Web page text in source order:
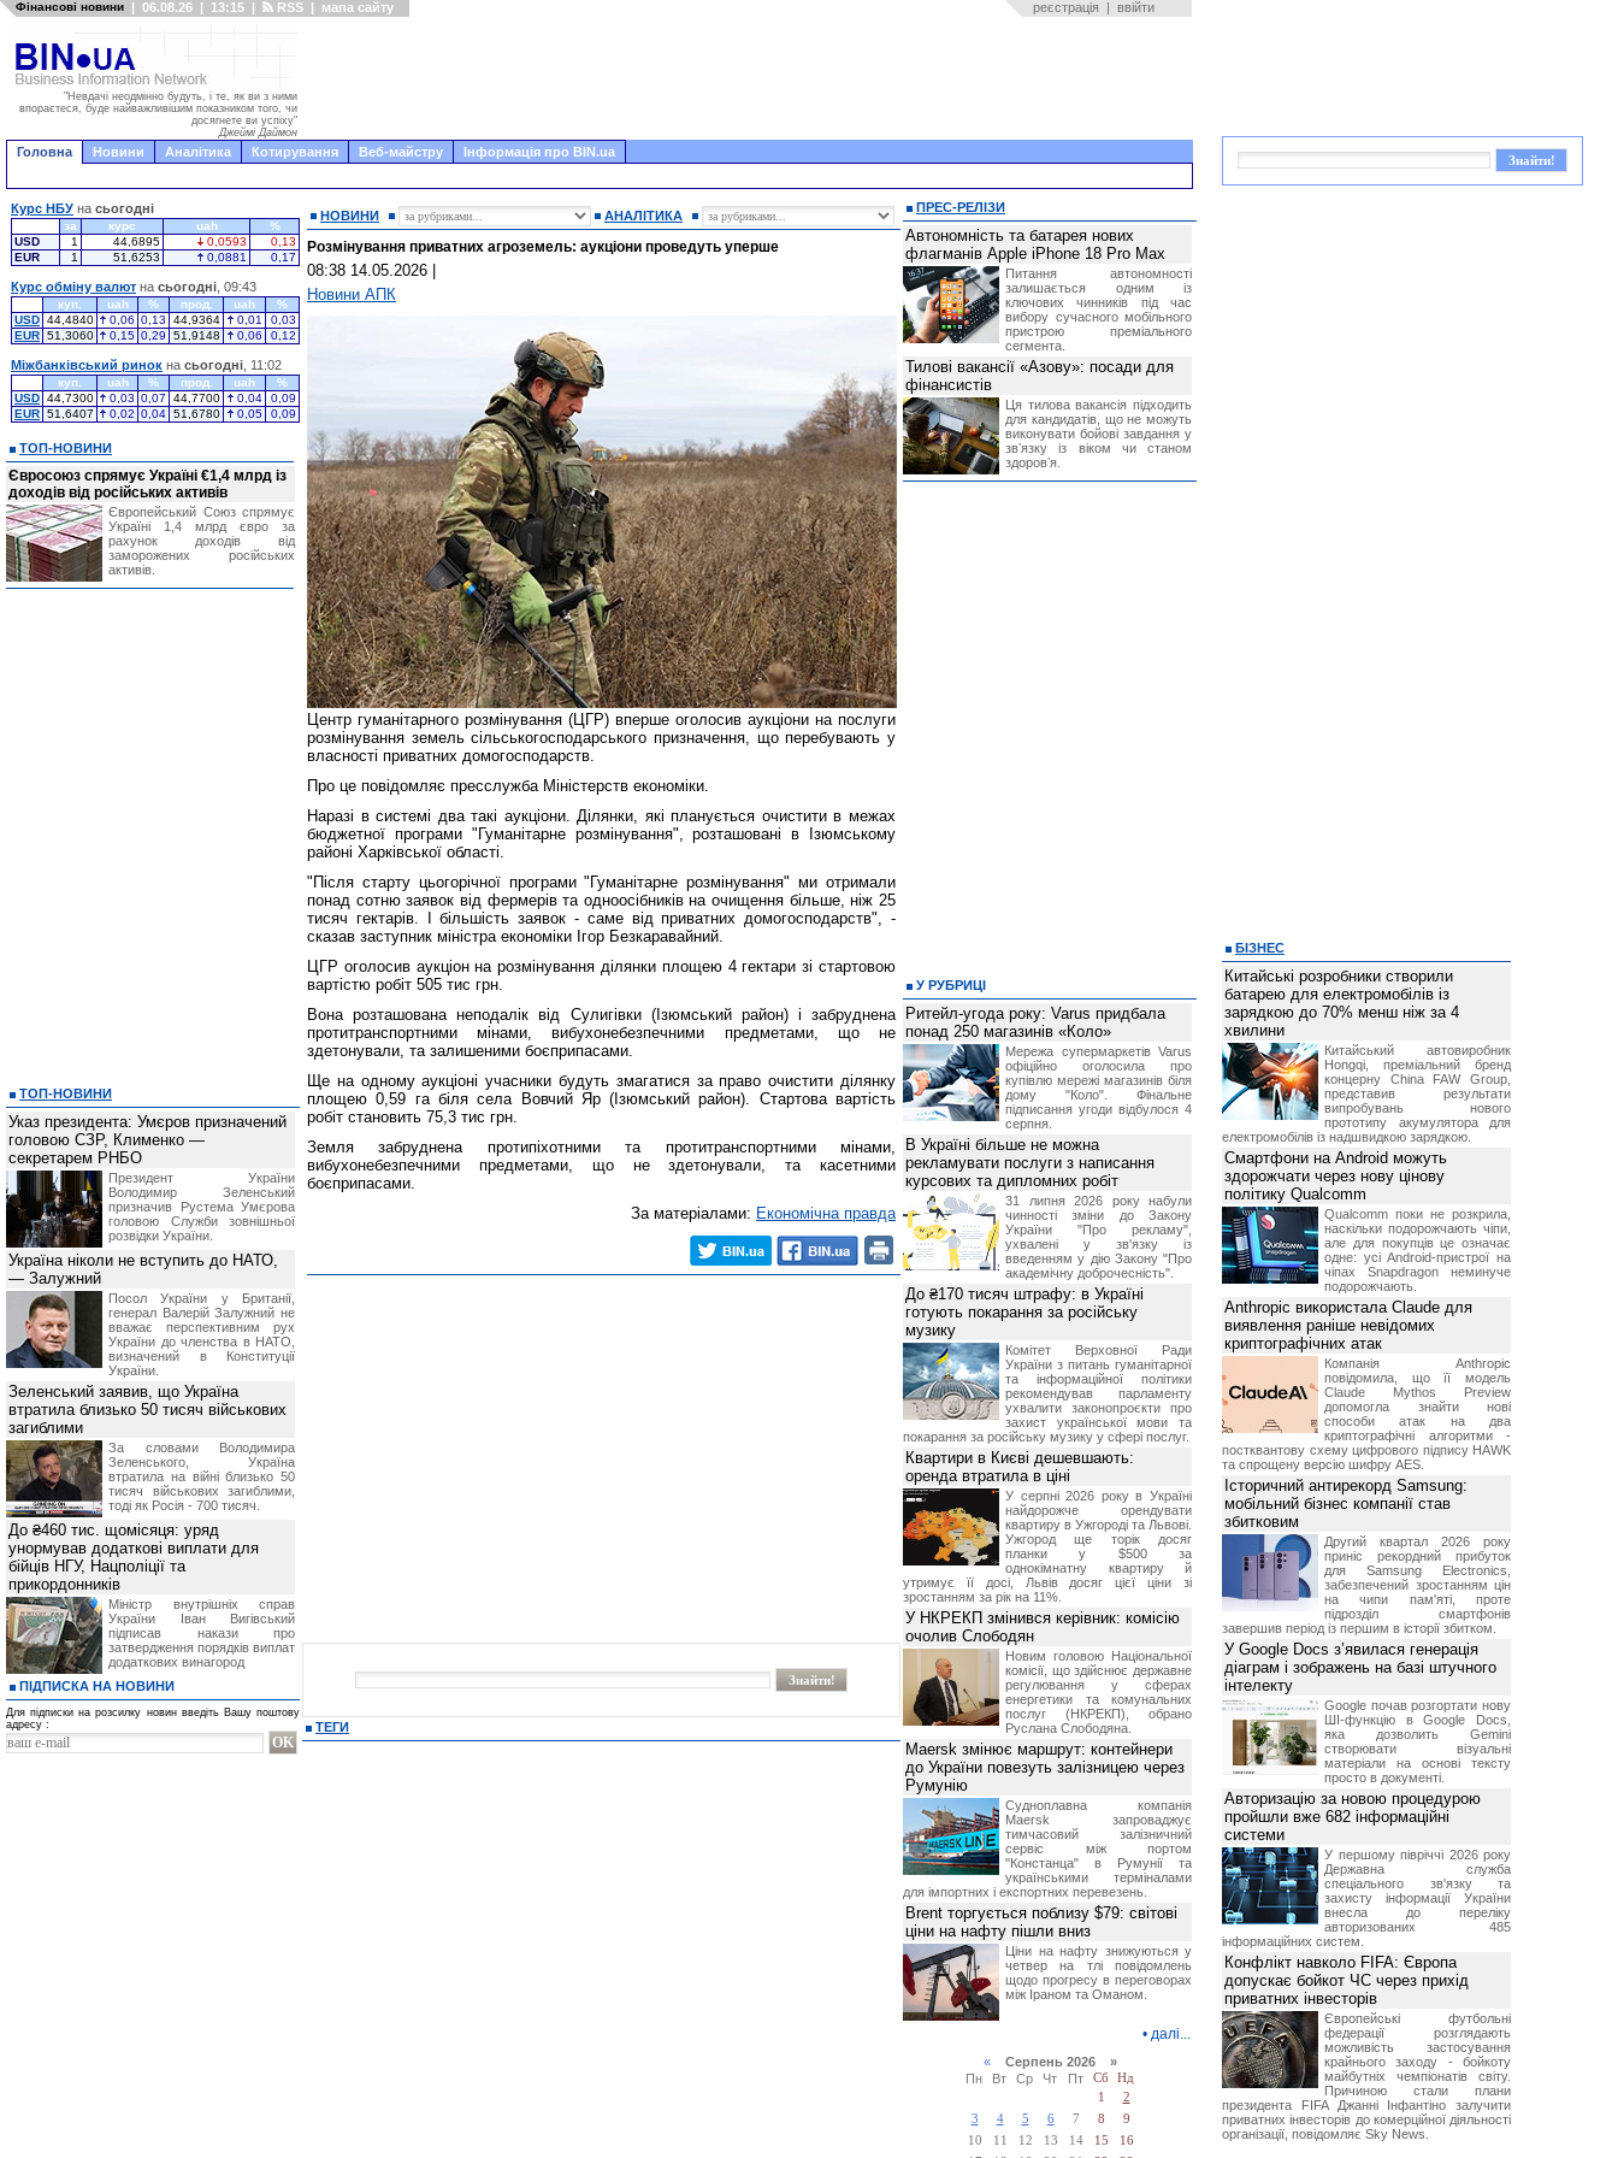
Фінансові новини | 06.08.26 | 13:15 | RSS | мапа сайту реєстрація | ввійти
"Невдачі неодмінно будуть, і те, як ви з ними
впораєтеся, буде найважливішим показником того, чи
досягнете ви успіху"
Джеймі Даймон
Головна Новини Аналітика Котирування Веб-майстру Інформація про BIN.ua
НОВИНИ АНАЛІТИКА
Розмінування приватних агроземель: аукціони проведуть уперше
08:38 14.05.2026
Новини АПК
Центр гуманітарного розмінування (ЦГР) вперше оголосив аукціони на послуги
розмінування земель сільськогосподарського призначення, що перебувають у
власності приватних домогосподарств.
Про це повідомляє пресслужба Міністерств економіки.
Наразі в системі два такі аукціони. Ділянки, які планується очистити в межах
бюджетної програми "Гуманітарне розмінування", розташовані в Ізюмському
районі Харківської області.
"Після старту цьогорічної програми "Гуманітарне розмінування" ми отримали
понад сотню заявок від фермерів та одноосібників на очищення більше, ніж 25
тисяч гектарів. І більшість заявок - саме від приватних домогосподарств", -
сказав заступник міністра економіки Ігор Безкаравайний.
ЦГР оголосив аукціон на розмінування ділянки площею 4 гектари зі стартовою
вартістю робіт 505 тис грн.
Вона розташована неподалік від Сулигівки (Ізюмський район) і забруднена
протитранспортними мінами, вибухонебезпечними предметами, що не
здетонували, та залишеними боєприпасами.
Ще на одному аукціоні учасники будуть змагатися за право очистити ділянку
площею 0,59 га біля села Вовчий Яр (Ізюмський район). Стартова вартість
робіт становить 75,3 тис грн.
Земля забруднена протипіхотними та протитранспортними мінами,
вибухонебезпечними предметами, що не здетонували, та касетними
боєприпасами.
За матеріалами: Економічна правда
ТЕГИ
Курс НБУ на сьогодні
за курс uah
%
USD
1 44,6895 0,0593
0,13
EUR
1 51,6253 0,0881 0,17
Курс обміну валют на сьогодні , 09:43
куп. uah % прод. uah
%
USD 44,4840 0,06 0,13 44,9364 0,01
0,03
EUR 51,3060 0,15 0,29 51,9148 0,06 0,12
Міжбанківський ринок на сьогодні , 11:02
куп. uah % прод. uah
%
USD 44,7300 0,03 0,07 44,7700 0,04
0,09
EUR 51,6407 0,02 0,04 51,6780 0,05 0,09
ТОП-НОВИНИ
Євросоюз спрямує Україні €1,4 млрд із
доходів від російських активів
Європейський Союз спрямує
Україні 1,4 млрд євро за
рахунок доходів від
заморожених російських
активів.
ТОП-НОВИНИ
Указ президента: Умєров призначений
головою СЗР, Клименко —
секретарем РНБО
Президент України
Володимир Зеленський
призначив Pустема Умєрова
головою Служби зовнішньої
розвідки України.
Україна ніколи не вступить до НАТО,
— Залужний
Посол України у Британії,
генерал Валерій Залужний не
вважає перспективним рух
України до членства в НАТО,
визначений в Конституції
України.
Зеленський заявив, що Україна
втратила близько 50 тисяч військових
загиблими
За словами Володимира
Зеленського, Україна
втратила на війні близько 50
тисяч військових загиблими,
тоді як Росія - 700 тисяч.
До ₴460 тис. щомісяця: уряд
унормував додаткові виплати для
бійців НГУ, Нацполіції та
прикордонників
Міністр внутрішніх справ
України Іван Вигівський
підписав накази про
затвердження порядків виплат
додаткових винагород
ПІДПИСКА НА НОВИНИ
Для підписки на розсилку новин введіть Вашу поштову
адресу :
ПРЕС-РЕЛІЗИ
Автономність та батарея нових
флагманів Apple iPhone 18 Pro Max
Питання автономності
залишається одним із
ключових чинників під час
вибору сучасного мобільного
пристрою преміального
сегмента.
Тилові вакансії «Азову»: посади для
фінансистів
Ця тилова вакансія підходить
для кандидатів, що не можуть
виконувати бойові завдання у
звʼязку із віком чи станом
здоровʼя.
У РУБРИЦІ
Ритейл-угода року: Varus придбала
понад 250 магазинів «Коло»
Мережа супермаркетів Varus
офіційно оголосила про
купівлю мережі магазинів біля
дому "Коло". Фінальне
підписання угоди відбулося 4
серпня.
В Україні більше не можна
рекламувати послуги з написання
курсових та дипломних робіт
31 липня 2026 року набули
чинності зміни до Закону
України "Про рекламу",
ухвалені у зв'язку із
введенням у дію Закону "Про
академічну доброчесність".
До ₴170 тисяч штрафу: в Україні
готують покарання за російську
музику
Комітет Верховної Ради
України з питань гуманітарної
та інформаційної політики
рекомендував парламенту
ухвалити законопроєкти про
захист української мови та
покарання за російську музику у сфері послуг.
Квартири в Києві дешевшають:
оренда втратила в ціні
У серпні 2026 року в Україні
найдорожче орендувати
квартиру в Ужгороді та Львові.
Ужгород ще торік досяг
планки у $500 за
однокімнатну квартиру й
утримує її досі, Львів досяг цієї ціни зі
зростанням за рік на 11%.
У НКРЕКП змінився керівник: комісію
очолив Слободян
Новим головою Національної
комісії, що здійснює державне
регулювання у сферах
енергетики та комунальних
послуг (НКРЕКП), обрано
Руслана Слободяна.
Maersk змінює маршрут: контейнери
до України повезуть залізницею через
Румунію
Судноплавна компанія
Maersk запроваджує
тимчасовий залізничний
сервіс між портом
"Констанца" в Румунії та
українськими терміналами
для імпортних і експортних перевезень.
Brent торгується поблизу $79: світові
ціни на нафту пішли вниз
Ціни на нафту знижуються у
четвер на тлі повідомлень
щодо прогресу в переговорах
між Іраном та Оманом.
• далі...
«Серпень 2026 »
Пн
Вт Ср Чт Пт Сб
Нд
1
2
3
4 5 6 7 8
9
10
11 12 13 14 15
16
БІЗНЕС
Китайські розробники створили
батарею для електромобілів із
зарядкою до 70% менш ніж за 4
хвилини
Китайський автовиробник
Hongqi, преміальний бренд
концерну China FAW Group,
представив результати
випробувань нового
прототипу акумулятора для
електромобілів із надшвидкою зарядкою.
Смартфони на Android можуть
здорожчати через нову цінову
політику Qualcomm
Qualcomm поки не розкрила,
наскільки подорожчають чіпи,
але для покупців це означає
одне: усі Android-пристрої на
чіпах Snapdragon неминуче
подорожчають.
Anthropic використала Claude для
виявлення раніше невідомих
криптографічних атак
Компанія Anthropic
повідомила, що її модель
Claude Mythos Preview
допомогла знайти нові
способи атак на два
криптографічні алгоритми -
постквантову схему цифрового підпису HAWK
та спрощену версію шифру AES.
Історичний антирекорд Samsung:
мобільний бізнес компанії став
збитковим
Другий квартал 2026 року
приніс рекордний прибуток
для Samsung Electronics,
забезпечений зростанням цін
на чипи пам'яті, проте
підрозділ смартфонів
завершив період із першим в історії збитком.
У Google Docs з’явилася генерація
діаграм і зображень на базі штучного
інтелекту
Google почав розгортати нову
ШІ-функцію в Google Docs,
яка дозволить Gemini
створювати візуальні
матеріали на основі тексту
просто в документі.
Авторизацію за новою процедурою
пройшли вже 682 інформаційні
системи
У першому півріччі 2026 року
Державна служба
спеціального зв'язку та
захисту інформації України
внесла до переліку
авторизованих 485
інформаційних систем.
Конфлікт навколо FIFA: Європа
допускає бойкот ЧС через прихід
приватних інвесторів
Європейські футбольні
федерації розглядають
можливість застосування
крайнього заходу - бойкоту
майбутніх чемпіонатів світу.
Причиною стали плани
президента FIFA Джанні Інфантіно залучити
приватних інвесторів до комерційної діяльності
організації, повідомляє Sky News.